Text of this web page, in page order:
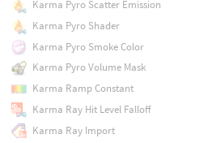
Karma Pyro Scatter Emission
Karma Pyro Shader
Karma Pyro Smoke Color
Karma Pyro Volume Mask
Karma Ramp Constant
Karma Ray Hit Level Falloff
Karma Ray Import